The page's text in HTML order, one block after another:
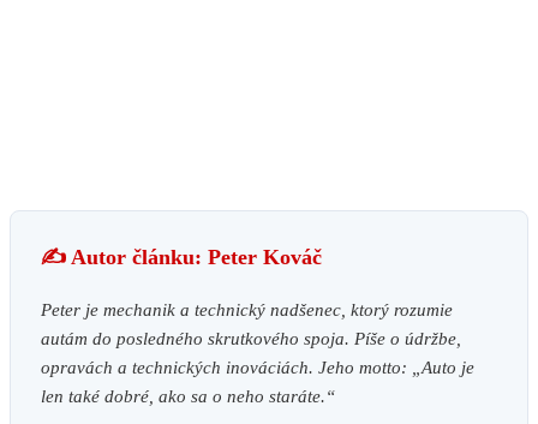
✍️ Autor článku: Peter Kováč
Peter je mechanik a technický nadšenec, ktorý rozumie
autám do posledného skrutkového spoja. Píše o údržbe,
opravách a technických inováciách. Jeho motto: „Auto je
len také dobré, ako sa o neho staráte.“